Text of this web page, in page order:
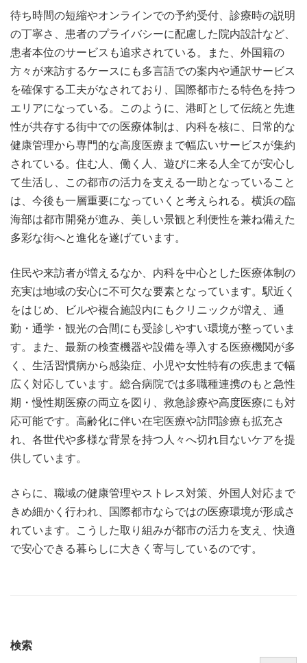
待ち時間の短縮やオンラインでの予約受付、診療時の説明
の丁寧さ、患者のプライバシーに配慮した院内設計など、
患者本位のサービスも追求されている。また、外国籍の
方々が来訪するケースにも多言語での案内や通訳サービス
を確保する工夫がなされており、国際都市たる特色を持つ
エリアになっている。このように、港町として伝統と先進
性が共存する街中での医療体制は、内科を核に、日常的な
健康管理から専門的な高度医療まで幅広いサービスが集約
されている。住む人、働く人、遊びに来る人全てが安心し
て生活し、この都市の活力を支える一助となっていること
は、今後も一層重要になっていくと考えられる。横浜の臨
海部は都市開発が進み、美しい景観と利便性を兼ね備えた
多彩な街へと進化を遂げています。
住民や来訪者が増えるなか、内科を中心とした医療体制の
充実は地域の安心に不可欠な要素となっています。駅近く
をはじめ、ビルや複合施設内にもクリニックが増え、通
勤・通学・観光の合間にも受診しやすい環境が整っていま
す。また、最新の検査機器や設備を導入する医療機関が多
く、生活習慣病から感染症、小児や女性特有の疾患まで幅
広く対応しています。総合病院では多職種連携のもと急性
期・慢性期医療の両立を図り、救急診療や高度医療にも対
応可能です。高齢化に伴い在宅医療や訪問診療も拡充さ
れ、各世代や多様な背景を持つ人々へ切れ目ないケアを提
供しています。
さらに、職域の健康管理やストレス対策、外国人対応まで
きめ細かく行われ、国際都市ならではの医療環境が形成さ
れています。こうした取り組みが都市の活力を支え、快適
で安心できる暮らしに大きく寄与しているのです。
検索